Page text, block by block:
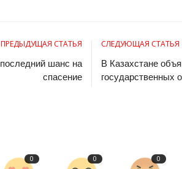
ПРЕДЫДУЩАЯ СТАТЬЯ
шанс на
спасение
СЛЕДУЮЩАЯ СТАТЬЯ
В Казахстане
государственных
0 0 0
Образование